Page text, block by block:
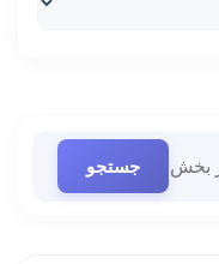
جستجو